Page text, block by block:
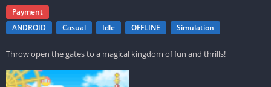
Payment
ANDROID
Casual Idle OFFLINE Simulation
Throw open the gates to a magical kingdom of fun and thrills!